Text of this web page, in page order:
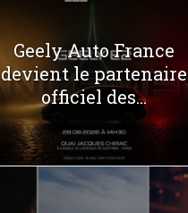
Geely Auto France
devient le partenaire
officiel des...